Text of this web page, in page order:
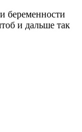
беременности
и дальше так